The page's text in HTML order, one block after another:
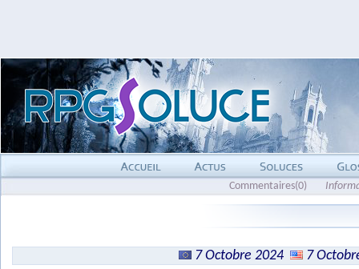
Commentaires(0)
7 Octobre 2024
7